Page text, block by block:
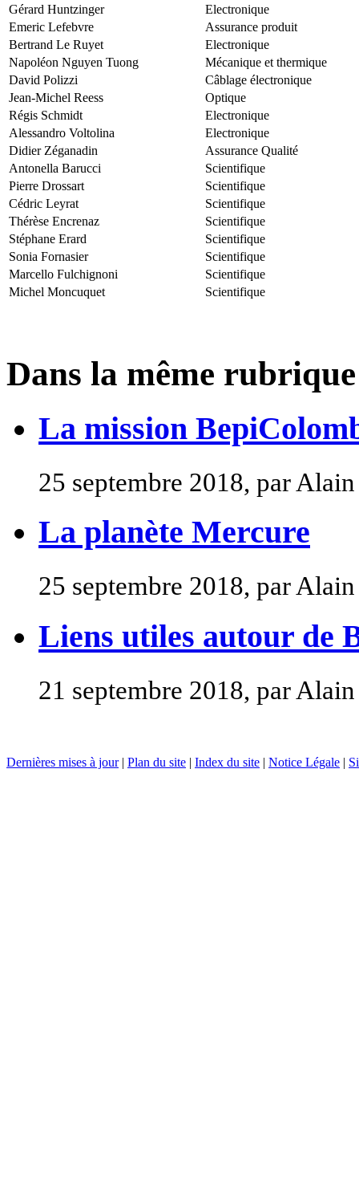
Gérard Huntzinger
Electronique
Emeric Lefebvre
Assurance produit
Bertrand Le Ruyet
Electronique
Napoléon Nguyen Tuong
Mécanique et thermique
David Polizzi
Câblage électronique
Jean-Michel Reess
Optique
Régis Schmidt
Electronique
Alessandro Voltolina
Electronique
Didier Zéganadin
Assurance Qualité
Antonella Barucci
Scientifique
Pierre Drossart
Scientifique
Cédric Leyrat
Scientifique
Thérèse Encrenaz
Scientifique
Stéphane Erard
Scientifique
Sonia Fornasier
Scientifique
Marcello Fulchignoni
Scientifique
Michel Moncuquet
Scientifique
Dans la même rubrique
La mission
25 septembre 2018, par
La planète Mercure
25 septembre 2018, par
Liens utiles autour de
21 septembre 2018, par
Dernières mises à jour| Plan du site | Index du site | Notice Légale |